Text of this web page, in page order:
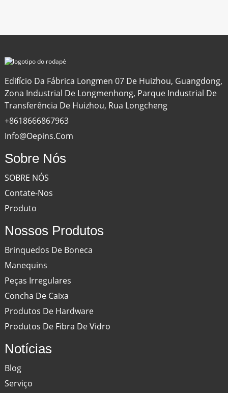
Edifício Da Fábrica Longmen 07 De Huizhou, Guangdong,
Zona Industrial De Longmenhong, Parque Industrial De
Transferência De Huizhou, Rua Longcheng
+8618666867963
Info@oepins.com
Sobre Nós
SOBRE NÓS
Contate-Nos
Produto
Nossos Produtos
Brinquedos De Boneca
Manequins
Peças Irregulares
Concha De Caixa
Produtos De Hardware
Produtos De Fibra De Vidro
Notícias
Blog
Serviço